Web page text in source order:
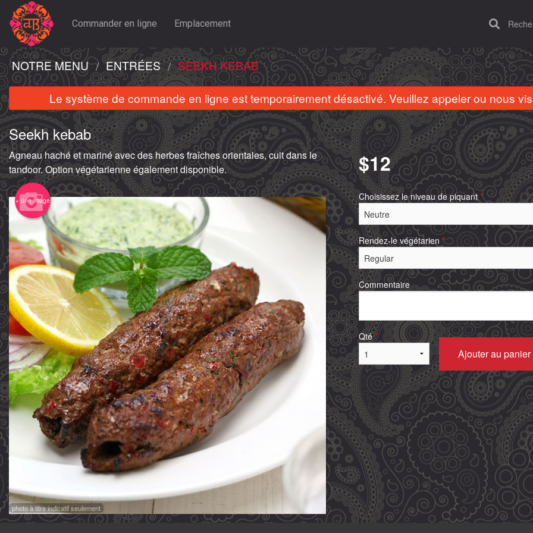
Commander en ligne Emplacement
Naan à l'ail
$8.00
Murgh tandoori
$20.00
Riz pulao
NOTRE MENU ENTRÉES SEEKH KEBAB
Le système de commande en ligne est temporairement désactivé. Veuillez appeler ou nous
Seekh kebab
Agneau haché et mariné avec des herbes fraîches orientales, cuit dans le
tandoor. Option végétarienne également disponible.
+ une image
photo à titre indicatif seulement
$12
Choisissez le niveau de piquant*
Rendez-le végétarien *
Commentaire
Qté*
Ajouter au panier